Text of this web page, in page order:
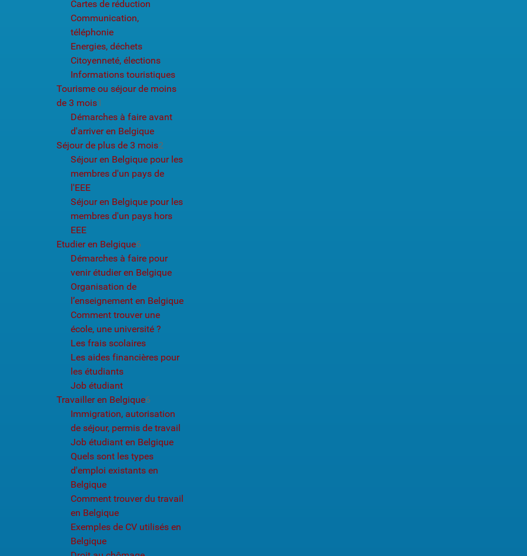
Cartes de réduction
Communication,
téléphonie
Energies, déchets
Citoyenneté, élections
Informations touristiques
Tourisme ou séjour de moins
de 3 mois1
Démarches à faire avant
d'arriver en Belgique
Séjour de plus de 3 mois2
Séjour en Belgique pour les
membres d'un pays de
l'EEE
Séjour en Belgique pour les
membres d'un pays hors
EEE
Etudier en Belgique6
Démarches à faire pour
venir étudier en Belgique
Organisation de
l’enseignement en Belgique
Comment trouver une
école, une université ?
Les frais scolaires
Les aides financières pour
les étudiants
Job étudiant
Travailler en Belgique6
Immigration, autorisation
de séjour, permis de travail
Job étudiant en Belgique
Quels sont les types
d'emploi existants en
Belgique
Comment trouver du travail
en Belgique
Exemples de CV utilisés en
Belgique